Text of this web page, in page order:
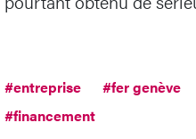
#entreprise #fer genève
#financement